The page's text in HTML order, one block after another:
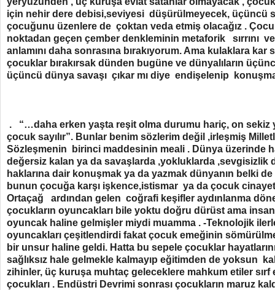
için nehir dere debisi,seviyesi düşürülmeyecek, üçüncü
çocuğunu üzenlere de çoktan veda etmiş olacağız .
noktadan geçen çember denkleminin metaforik sırrını
anlamını daha sonrasına bırakıyorum. Ama kulaklara kar
çocuklar bırakırsak dünden bugüne ve dünyalıların
üçüncü dünya savaşı çıkar mı diye endişelenip
. “…daha erken yaşta reşit olma durumu hariç, on sekiz
çocuk sayılır”. Bunlar benim sözlerim değil ,irleşmiş
Sözleşmenin birinci maddesinin meali . Dünya üzerinde
değersiz kalan ya da savaşlarda ,yokluklarda ,sevgisizlik
haklarına dair konuşmak ya da yazmak dünyanın belki
bunun çocuğa karşı işkence,istismar ya da çocuk
Ortaçağ ardından gelen coğrafi keşifler aydınlanma
çocukların oyuncakları bile yoktu doğru dürüst ama
oyuncak haline gelmişler miydi muamma . -Teknolojik
oyuncakları çeşitlendirdi fakat çocuk emeğinin
bir unsur haline geldi. Hatta bu sepele çocuklar
sağlıksız hale gelmekle kalmayıp eğitimden de yoksun
zihinler, üç kuruşa muhtaç geleceklere mahkum etiler
çocukları . Endüstri Devrimi sonrası çocukların maruz